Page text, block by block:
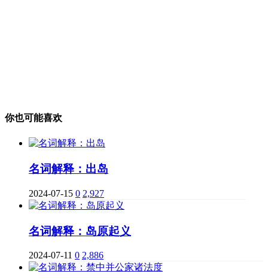
你也可能喜欢
名词解释：出岛
2024-07-15 0 2,927
名词解释：岛原起义
2024-07-11 0 2,886